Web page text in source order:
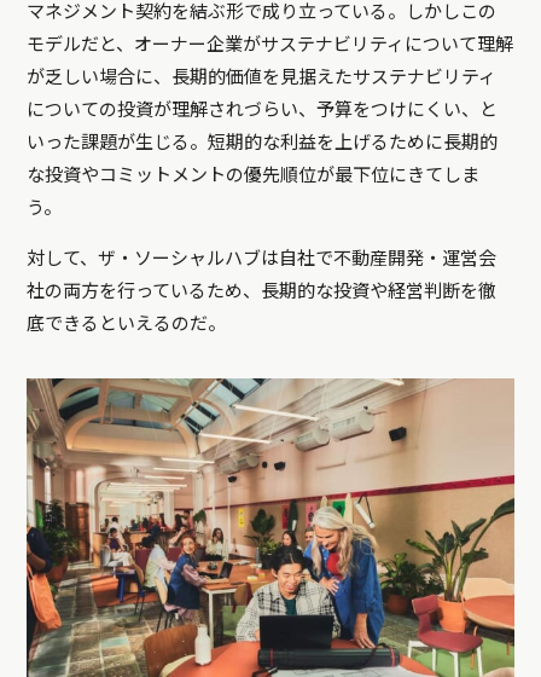
マネジメント契約を結ぶ形で成り立っている。しかしこの
モデルだと、オーナー企業がサステナビリティについて理解
が乏しい場合に、長期的価値を見据えたサステナビリティ
についての投資が理解されづらい、予算をつけにくい、と
いった課題が生じる。短期的な利益を上げるために長期的
な投資やコミットメントの優先順位が最下位にきてしま
う。
対して、ザ・ソーシャルハブは自社で不動産開発・運営会
社の両方を行っているため、長期的な投資や経営判断を徹
底できるといえるのだ。